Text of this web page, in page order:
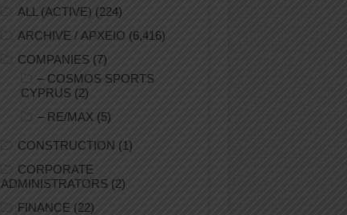
ALL (ACTIVE) (224)
ARCHIVE / ΑΡΧΕΙΟ (6,416)
COMPANIES (7)
– COSMOS SPORTS
CYPRUS (2)
– RE/MAX (5)
CONSTRUCTION (1)
CORPORATE
ADMINISTRATORS (2)
FINANCE (22)